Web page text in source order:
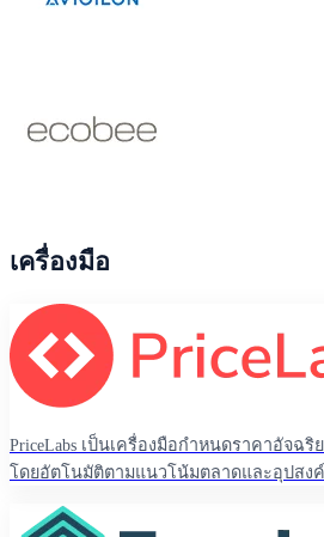
เครื่องมือ
PriceLabs เป็นเครื่องมือกำหนดราคาอัจฉ
โดยอัตโนมัติตามแนวโน้มตลาดและอุปสงค์